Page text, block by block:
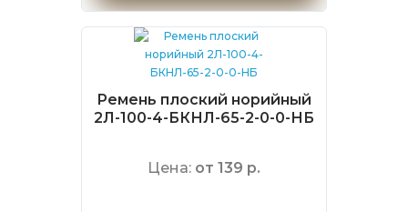
Ремень плоский норийный
2Л-100-4-БКНЛ-65-2-0-0-НБ
Цена: от 139 р.